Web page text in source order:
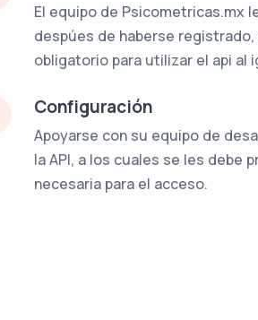
El equipo de Psicometricas.mx
despúes de haberse
obligatorio para utilizar el api al
Configuración
Apoyarse con su equipo de
la API, a los cuales se les debe
necesaria para el acceso.